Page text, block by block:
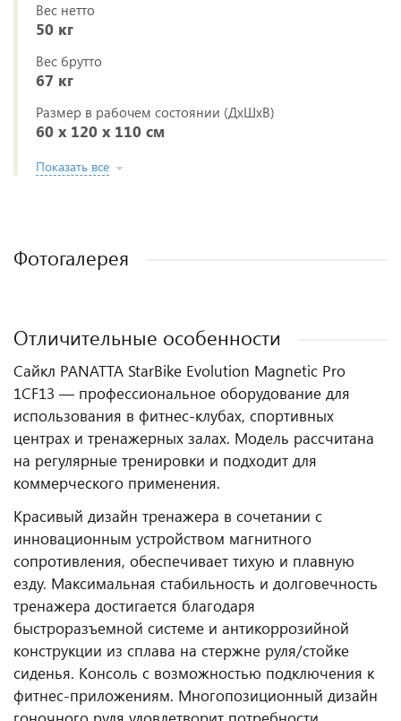
Вес нетто
50 кг
Вес брутто
67 кг
Размер в рабочем состоянии (ДxШxВ)
60 х 120 х 110 см
Показать все
Фотогалерея
Отличительные особенности
Сайкл PANATTA StarBike Evolution Magnetic Pro
1CF13 — профессиональное оборудование для
использования в фитнес‑клубах, спортивных
центрах и тренажерных залах. Модель рассчитана
на регулярные тренировки и подходит для
коммерческого применения.
Красивый дизайн тренажера в сочетании с
инновационным устройством магнитного
сопротивления, обеспечивает тихую и плавную
езду. Максимальная стабильность и долговечность
тренажера достигается благодаря
быстроразъемной системе и антикоррозийной
конструкции из сплава на стержне руля/стойке
сиденья. Консоль с возможностью подключения к
фитнес-приложениям. Многопозиционный дизайн